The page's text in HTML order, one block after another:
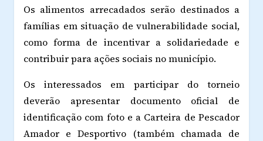
Os alimentos arrecadados serão destinados a
famílias em situação de vulnerabilidade social,
como forma de incentivar a solidariedade e
contribuir para ações sociais no município.
Os interessados em participar do torneio
deverão apresentar documento oficial de
identificação com foto e a Carteira de Pescador
Amador e Desportivo (também chamada de